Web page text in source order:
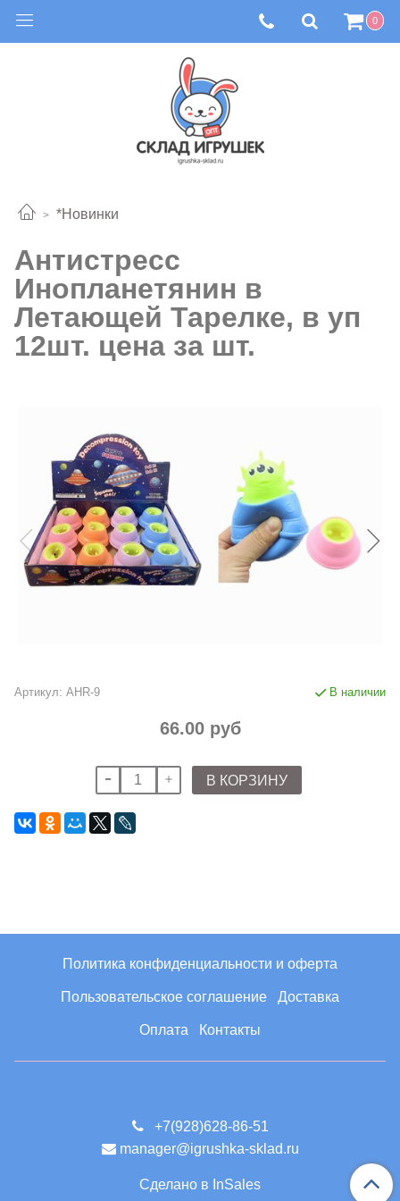
0
*Новинки
Антистресс
Инопланетянин в
Летающей Тарелке, в уп
12шт. цена за шт.
Артикул: AHR-9 В наличии
66.00 руб
В КОРЗИНУ
Политика конфиденциальности и оферта
Пользовательское соглашение Доставка
Оплата Контакты
+7(928)628-86-51
manager@igrushka-sklad.ru
Сделано в InSales